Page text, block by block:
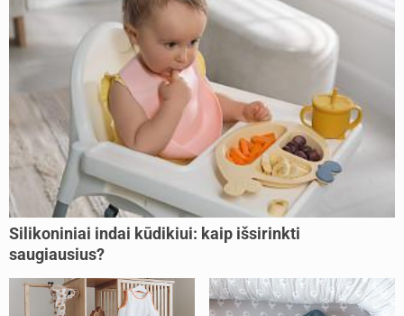
Silikoniniai indai kūdikiui: kaip išsirinkti
saugiausius?